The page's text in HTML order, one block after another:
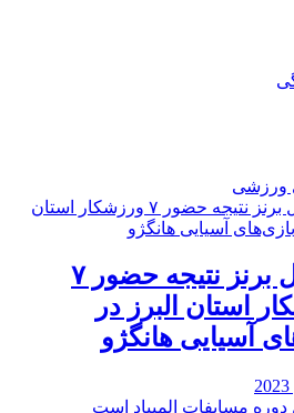
ورزشی
۲ مدال برنز نتیجه حضور ۷
استان البرز در
آسیایی هانگژو